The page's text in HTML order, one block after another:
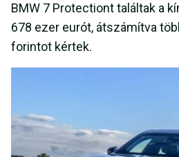
BMW 7 Protectiont találtak a
678 ezer eurót, átszámítva
forintot kértek.